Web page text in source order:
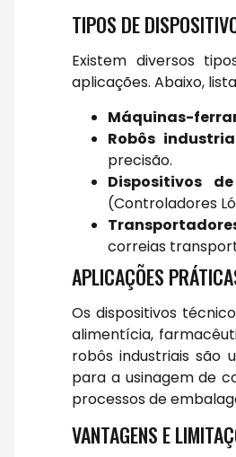
TIPOS DE
Existem diversos
aplicações. Abaixo,
Máquinas-
Robôs
precisão.
Dispositivos
(Controladores
correias
APLICAÇÕES
Os dispositivos
alimentícia,
robôs industriais são
para a usinagem de
processos de
VANTAGENS E